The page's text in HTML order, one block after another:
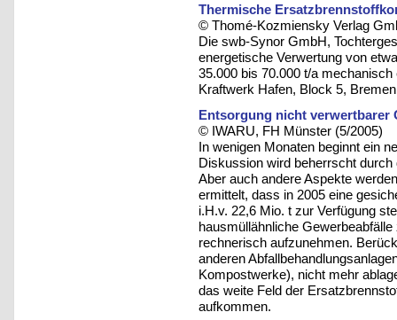
Thermische
© Thomé-Kozmiensky Verlag
Die swb-Synor GmbH,
energetische Verwertung von
35.000 bis 70.000 t/a
Kraftwerk Hafen, Block 5,
Entsorgung nicht verwertbarer
© IWARU, FH Münster (5/2005)
In wenigen Monaten beginnt ein
Diskussion wird beherrscht
Aber auch andere Aspekte
ermittelt, dass in 2005 eine
i.H.v. 22,6 Mio. t zur Verfügung
hausmüllähnliche
rechnerisch aufzunehmen.
anderen
Kompostwerke), nicht mehr
das weite Feld der
aufkommen.